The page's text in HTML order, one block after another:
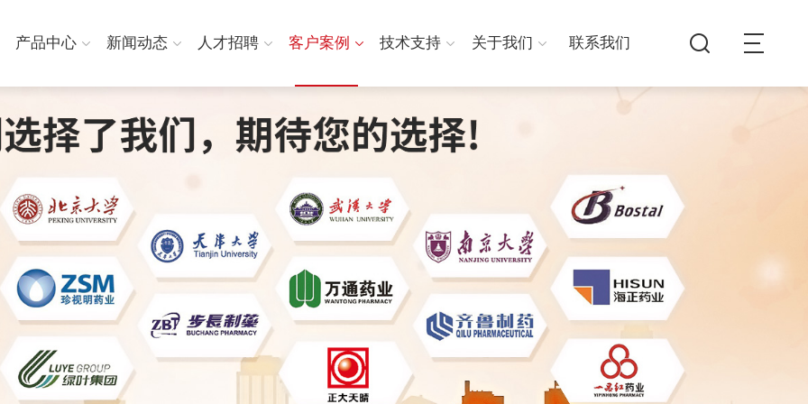
产品中心 新闻动态 人才招聘 客户案例 技术支持 关于我们 联系我们